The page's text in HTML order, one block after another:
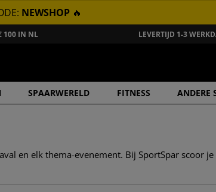
NEWSHOP 🔥
100 IN NL LEVERTIJD 1-3
SPAARWERELD FITNESS ANDERE
en elk thema-evenement. Bij SportSpar scoor je